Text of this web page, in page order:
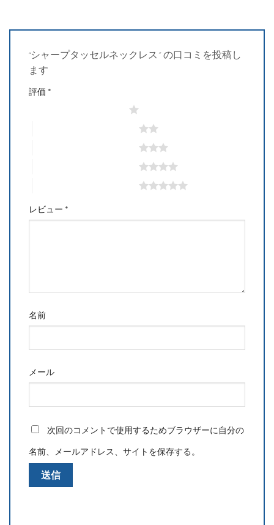
“シャープタッセルネックレス” の口コミを投稿し
ます
評価 *
レビュー *
名前
メール
次回のコメントで使用するためブラウザーに自分の
名前、メールアドレス、サイトを保存する。